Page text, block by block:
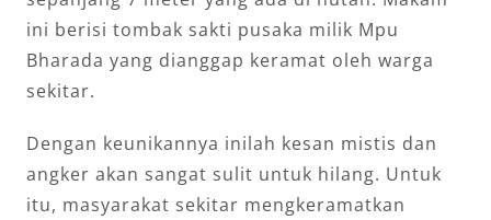
ini berisi tombak sakti pusaka milik Mpu
Bharada yang dianggap keramat oleh warga
sekitar.
Dengan keunikannya inilah kesan mistis dan
angker akan sangat sulit untuk hilang. Untuk
itu, masyarakat sekitar mengkeramatkan